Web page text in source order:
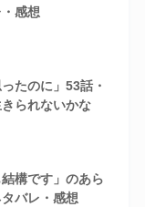
感想
たのに」53話・
られないかな
構です」のあら
バレ・感想